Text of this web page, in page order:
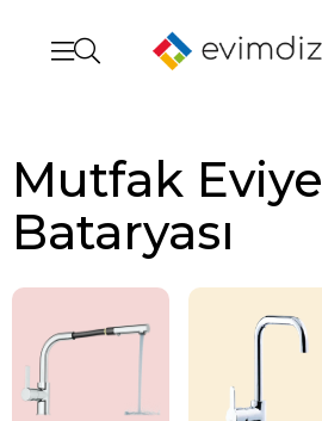
Mutfak Eviye
Bataryası